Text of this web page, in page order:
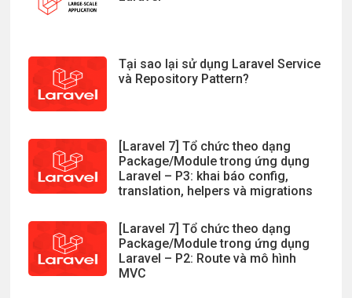
Tại sao lại sử dụng Laravel Service
và Repository Pattern?
[Laravel 7] Tổ chức theo dạng
Package/Module trong ứng dụng
Laravel – P3: khai báo config,
translation, helpers và migrations
[Laravel 7] Tổ chức theo dạng
Package/Module trong ứng dụng
Laravel – P2: Route và mô hình
MVC